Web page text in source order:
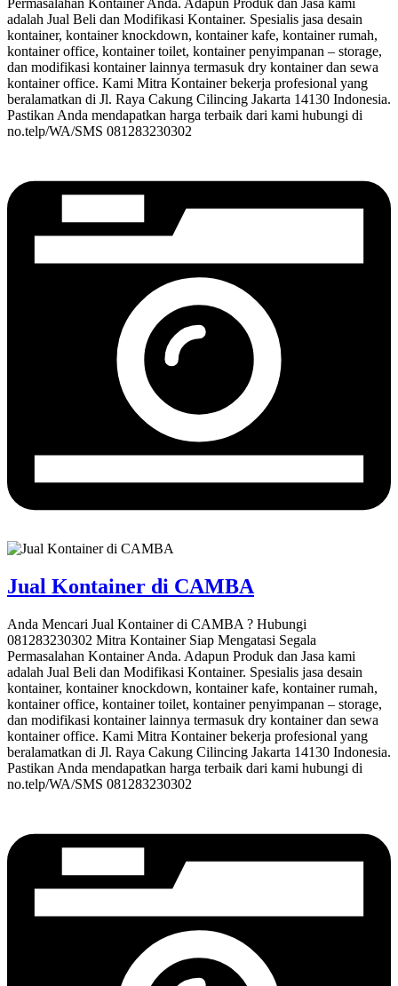
Permasalahan Kontainer Anda. Adapun Produk dan Jasa kami
adalah Jual Beli dan Modifikasi Kontainer. Spesialis jasa desain
kontainer, kontainer knockdown, kontainer kafe, kontainer rumah,
kontainer office, kontainer toilet, kontainer penyimpanan – storage,
dan modifikasi kontainer lainnya termasuk dry kontainer dan sewa
kontainer office. Kami Mitra Kontainer bekerja profesional yang
beralamatkan di Jl. Raya Cakung Cilincing Jakarta 14130 Indonesia.
Pastikan Anda mendapatkan harga terbaik dari kami hubungi di
no.telp/WA/SMS 081283230302
Jual Kontainer di CAMBA
Anda Mencari Jual Kontainer di CAMBA ? Hubungi
081283230302 Mitra Kontainer Siap Mengatasi Segala
Permasalahan Kontainer Anda. Adapun Produk dan Jasa kami
adalah Jual Beli dan Modifikasi Kontainer. Spesialis jasa desain
kontainer, kontainer knockdown, kontainer kafe, kontainer rumah,
kontainer office, kontainer toilet, kontainer penyimpanan – storage,
dan modifikasi kontainer lainnya termasuk dry kontainer dan sewa
kontainer office. Kami Mitra Kontainer bekerja profesional yang
beralamatkan di Jl. Raya Cakung Cilincing Jakarta 14130 Indonesia.
Pastikan Anda mendapatkan harga terbaik dari kami hubungi di
no.telp/WA/SMS 081283230302